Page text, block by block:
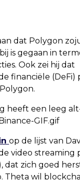
dat Polygon
is gegaan in
Ook zei hij dat
financiële (DeFi)
op de lijst van
video streaming
dat zich goed
Theta wil